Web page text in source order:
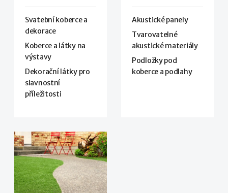
Svatební koberce a
dekorace
Koberce a látky na
výstavy
Dekorační látky pro
slavnostní
příležitosti
Akustické panely
Tvarovatelné
akustické materiály
Podložky pod
koberce a podlahy